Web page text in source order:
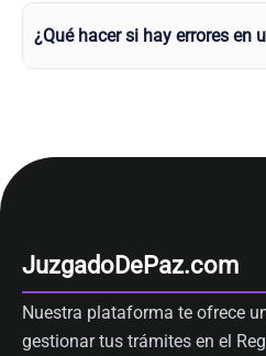
¿Qué hacer si hay errores en
JuzgadoDePaz.com
Nuestra plataforma te ofrece
gestionar tus trámites en el